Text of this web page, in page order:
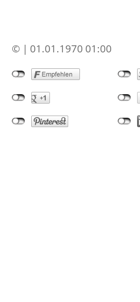
© | 01.01.1970 01:00